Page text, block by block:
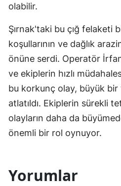
olabilir.
Şırnak'taki bu çığ felaketi
koşullarının ve dağlık
önüne serdi. Operatör İrfan
ve ekiplerin hızlı
bu korkunç olay, büyük
atlatıldı. Ekiplerin sürekli
olayların daha da
önemli bir rol oynuyor.
Yorumlar